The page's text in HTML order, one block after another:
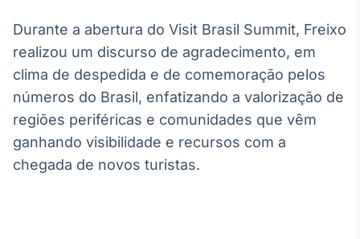
conteúdos
noticiosos
Soluções de
Tecnologia
Broadcast
Radar
Monitoramento
Durante a abertura do Visit Brasil Summit, Freixo
realizou um discurso de agradecimento, em
clima de despedida e de comemoração pelos
números do Brasil, enfatizando a valorização de
regiões periféricas e comunidades que vêm
ganhando visibilidade e recursos com a
chegada de novos turistas.